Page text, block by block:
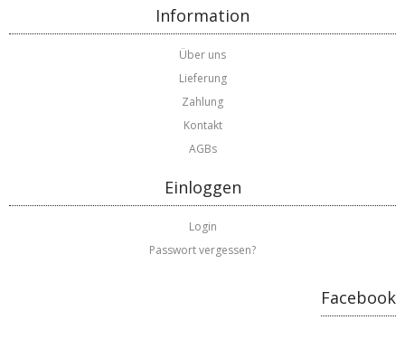
Information
Über uns
Lieferung
Zahlung
Kontakt
AGBs
Einloggen
Login
Passwort vergessen?
Facebook